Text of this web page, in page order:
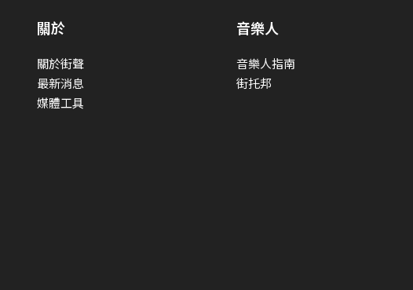
關於
關於街聲
最新消息
媒體工具
音樂人
音樂人指南
街托邦